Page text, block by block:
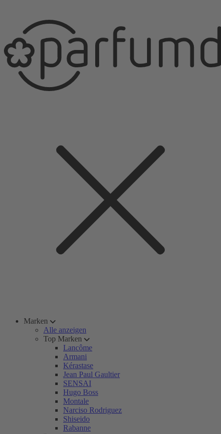
Marken
Alle anzeigen
Top Marken
Lancôme
Armani
Kérastase
Jean Paul Gaultier
SENSAI
Hugo Boss
Montale
Narciso Rodriguez
Shiseido
Rabanne